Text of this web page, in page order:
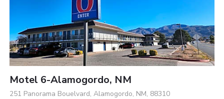
Motel 6-Alamogordo, NM
251 Panorama Bouelvard, Alamogordo, NM, 88310